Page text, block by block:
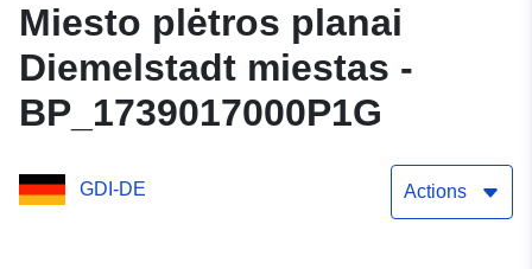
Miesto plėtros planai
Diemelstadt miestas -
BP_1739017000P1G
GDI-DE Actions